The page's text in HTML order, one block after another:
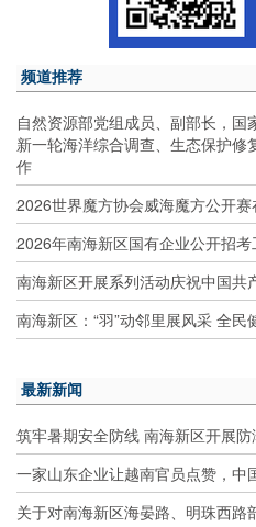
频道推荐
自然资源部党组成员、副部长，
新一轮海洋综合调查、生态保护
作
2026世界魔方协会威海魔方公开
2026年南海新区国有企业公开招
南海新区开展系列活动庆祝中国共
南海新区：“羽”动邻里展风采 全民
最新新闻
筑牢暑期安全防线 南海新区开展
一家山东企业让越南官员点赞，中
关于对南海新区海晏路、明珠西路